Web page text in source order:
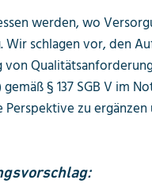
werden, wo
Wir schlagen vor, den
gemäß § 137 SGB V im
zu